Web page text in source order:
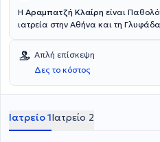
Η Αραμπατζή Κλαίρη είναι
ιατρεία στην Αθήνα και τη
Παθολογία, με μεταπτυχιακές
Χαροκοπείου Πανεπιστημίου και
του Πανεπιστημίου του Harvard.
Παθολογική - Λοιμωξιολογική
στα αιτήματα των ασθενών.
την ιδιαιτέρως ανθρώπινη επαφή,
Απλή επίσκεψη
Δες το κόστος
Ιατρείο 1Ιατρείο 2